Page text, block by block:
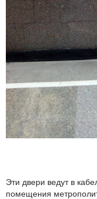
Эти двери ведут в
помещения